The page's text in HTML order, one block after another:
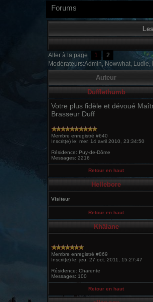
Forums
Aller à la page 1
2
Modérateurs:Admin, Nowwhat,
Auteur
Dufflethumb
Votre plus fidèle et dévoué
Brasseur Duff
Membre enregistré #640
Inscrit(e) le: mer. 14 avril 2010, 23:34:50
Résidence: Puy-de-Dôme
Messages: 2216
Retour en haut
Hellebore
Visiteur
Retour en haut
Khälane
Membre enregistré #869
Inscrit(e) le: jeu. 27 oct. 2011, 15:27:47
Résidence: Charente
Messages: 100
Retour en haut